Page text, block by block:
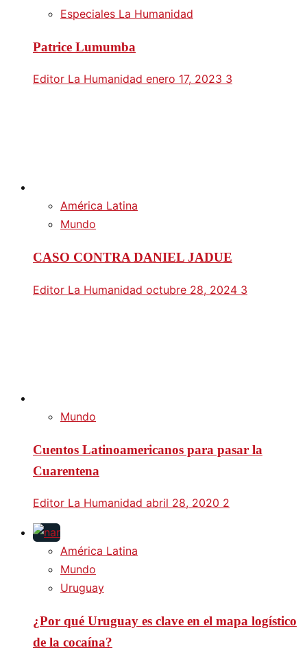
Especiales La Humanidad
Patrice Lumumba
Editor La Humanidad enero 17, 2023 3
América Latina
Mundo
CASO CONTRA DANIEL JADUE
Editor La Humanidad octubre 28, 2024 3
Mundo
Cuentos Latinoamericanos para pasar la
Cuarentena
Editor La Humanidad abril 28, 2020 2
América Latina
Mundo
Uruguay
¿Por qué Uruguay es clave en el mapa logístico
de la cocaína?